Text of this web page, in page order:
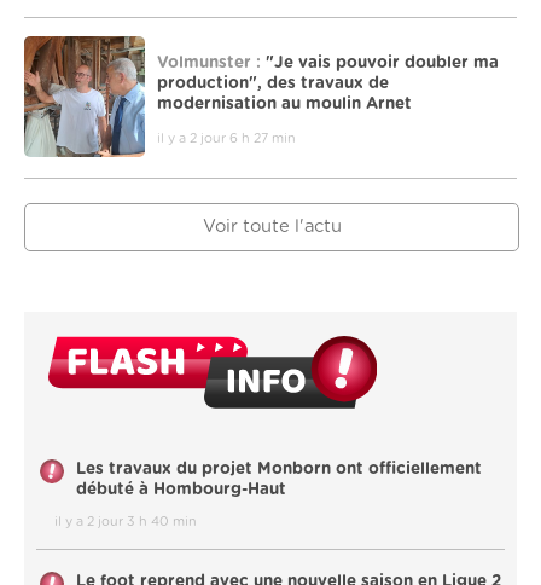
Volmunster : "Je vais pouvoir doubler ma
production", des travaux de
modernisation au moulin Arnet
il y a 2 jour 6 h 27 min
Voir toute l'actu
Les travaux du projet Monborn ont officiellement
débuté à Hombourg-Haut
il y a 2 jour 3 h 40 min
Le foot reprend avec une nouvelle saison en Ligue 2